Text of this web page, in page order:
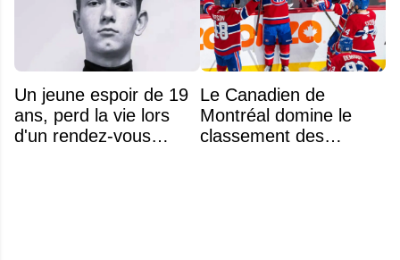
Un jeune espoir de 19
ans, perd la vie lors
d'un rendez-vous
Le Canadien de
Montréal domine le
classement des